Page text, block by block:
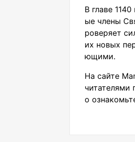
В главе
ые члены
роверяет
их новых
ющими.
На сайте
читателями
о